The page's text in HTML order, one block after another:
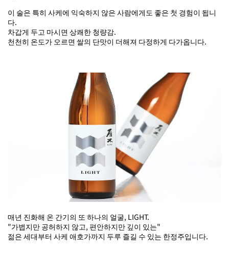
이 술은 특히 사케에 익숙하지 않은 사람에게도 좋은 첫 경험이 됩니
다.
차갑게 두고 마시면 상쾌한 청량감.
천천히 온도가 오르면 쌀의 단맛이 더해져 다정하게 다가옵니다.
매년 진화해 온 간기의 또 하나의 얼굴, LIGHT.
"가볍지만 공허하지 않고, 편안하지만 깊이 있는"
젊은 세대부터 사케 애호가까지 두루 즐길 수 있는 한정주입니다.